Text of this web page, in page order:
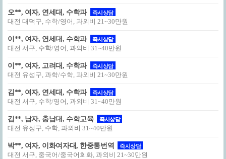
오**, 여자, 연세대, 수학과 즉시상담
대전 대덕구, 수학/영어, 과외비 21~30만원
이**, 여자, 연세대, 수학과 즉시상담
대전 서구, 수학/영어, 과외비 31~40만원
이**, 여자, 고려대, 수학과 즉시상담
대전 유성구, 과학/수학, 과외비 21~30만원
김**, 여자, 연세대, 수학과 즉시상담
대전 서구, 수학/영어, 과외비 31~40만원
김**, 남자, 충남대, 수학교육 즉시상담
대전 유성구, 수학, 과외비 31~40만원
박**, 여자, 이화여자대, 한중통번역 즉시상담
대전 서구, 중국어/중국어회화, 과외비 21~30만원